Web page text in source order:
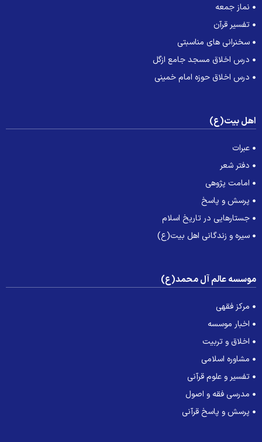
نماز جمعه
تفسیر قرآن
سخنرانی های مناسبتی
درس اخلاق مسجد جامع ازگل
درس اخلاق حوزه امام خمینی
بیت(ع)
عبرات
دفتر شعر
امامت پژوهی
پرسش و پاسخ
جستارهایی در تاریخ اسلام
سیره و زندگانی اهل بیت(ع)
عالم آل محمد(ع)
مرکز فقهی
اخبار موسسه
اخلاق و تربیت
مشاوره اسلامی
تفسیر و علوم قرآنی
مدرسی فقه و اصول
پرسش و پاسخ قرآنی